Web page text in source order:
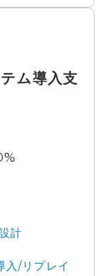
ム導入支
計
入/リプレイ